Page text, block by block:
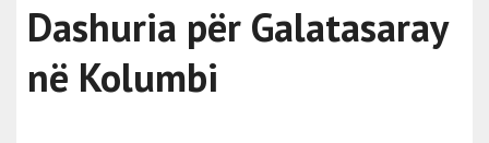
Dashuria për Galatasaray
në Kolumbi